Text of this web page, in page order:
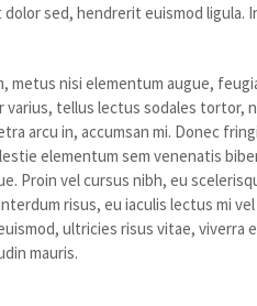
sed, hendrerit euismod ligula.
metus nisi elementum augue,
varius, tellus lectus sodales tortor,
arcu in, accumsan mi. Donec
elementum sem venenatis
Proin vel cursus nibh, eu
risus, eu iaculis lectus mi vel
ultricies risus vitae, viverra
mauris.